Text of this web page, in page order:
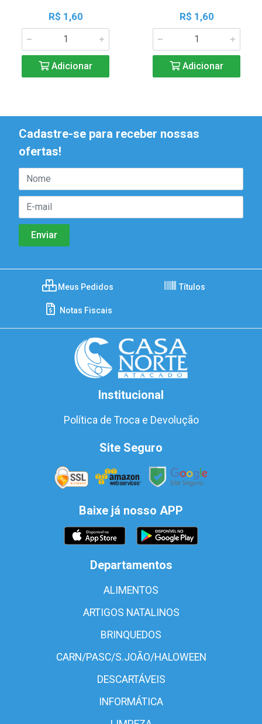
R$ 1,60
Adicionar
R$ 1,60
Adicionar
Cadastre-se para receber nossas
ofertas!
Meus Pedidos Títulos
Notas Fiscais
Institucional
Política de Troca e Devolução
Site Seguro
Baixe já nosso APP
Departamentos
ALIMENTOS
ARTIGOS NATALINOS
BRINQUEDOS
CARN/PASC/S.JOÃO/HALOWEEN
DESCARTÁVEIS
INFORMÁTICA